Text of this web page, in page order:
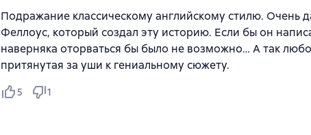
Подражание классическому английскому стилю. Очень
Феллоус, который создал эту историю. Если бы он
наверняка оторваться бы было не возможно… А так
притянутая за уши к гениальному сюжету.
5 1